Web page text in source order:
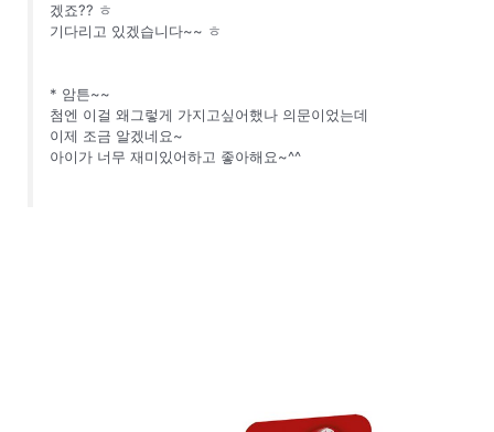
겠죠?? ㅎ
기다리고 있겠습니다~~ ㅎ
* 암튼~~
첨엔 이걸 왜그렇게 가지고싶어했나 의문이었는데
이제 조금 알겠네요~
아이가 너무 재미있어하고 좋아해요~^^